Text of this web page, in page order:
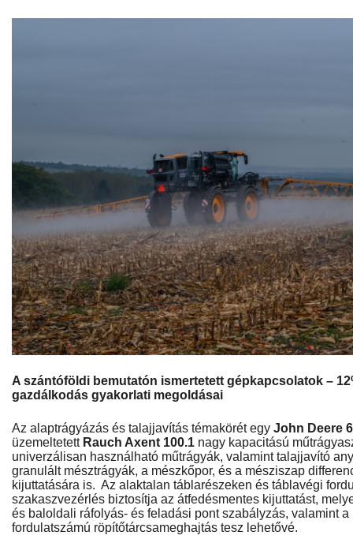
A szántóföldi bemutatón ismertetett gépkapcsolatok –
gazdálkodás gyakorlati megoldásai
Az alaptrágyázás és talajjavítás témakörét egy John Deere
üzemeltetett Rauch Axent 100.1 nagy kapacitású
univerzálisan használható műtrágyák, valamint talajjavító
granulált mésztrágyák, a mészkőpor, és a mésziszap
kijuttatására is. Az alaktalan táblarészeken és táblavégi
szakaszvezérlés biztosítja az átfedésmentes kijuttatást,
és baloldali ráfolyás- és feladási pont szabályzás, valamint
fordulatszámú röpítőtárcsameghajtás tesz lehetővé.